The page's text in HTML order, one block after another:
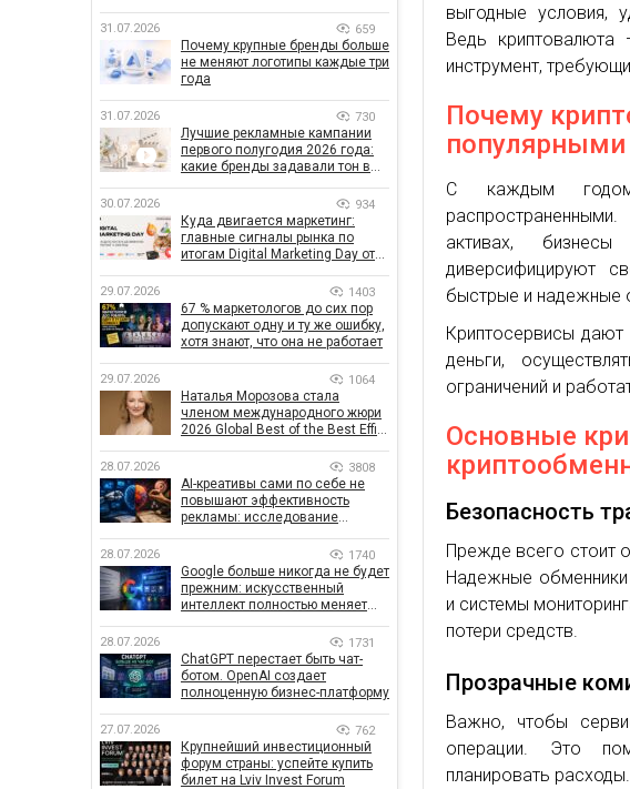
выгодные условия,
Ведь криптовалюта
инструмент,
Почему
популярными
С каждым годом
активах,
диверсифицируют
быстрые и надежные
Криптосервисы
деньги,
ограничений и
Основные
Безопасность
Прежде всего стоит
Надежные
и системы
потери средств.
Прозрачные
Важно, чтобы
операции. Это
планировать расходы.
31.07.2026 659
Почему крупные бренды больше
не меняют логотипы каждые три
года
31.07.2026 730
Лучшие рекламные кампании
первого полугодия 2026 года:
какие бренды задавали тон в
30.07.2026 934
Куда двигается маркетинг:
главные сигналы рынка по
итогам Digital Marketing Day от
29.07.2026 1403
67 % маркетологов до сих пор
допускают одну и ту же ошибку,
хотя знают, что она не работает
29.07.2026 1064
Наталья Морозова стала
членом международного жюри
2026 Global Best of the Best Effie
28.07.2026 3808
AI-креативы сами по себе не
повышают эффективность
рекламы: исследование
влияет на эффективность
кампаний
28.07.2026 1740
Google больше никогда не будет
прежним: искусственный
интеллект полностью меняет
28.07.2026 1731
ChatGPT перестает быть чат-
ботом. OpenAI создает
полноценную бизнес-платформу
27.07.2026 762
Крупнейший инвестиционный
форум страны: успейте купить
билет на Lviv Invest Forum